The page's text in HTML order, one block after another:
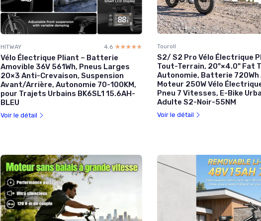
HITWAY 4.6 ☆☆☆☆☆
★★★★★
Vélo Électrique Pliant – Batterie
Amovible 36V 561Wh, Pneus Larges
20×3 Anti-Crevaison, Suspension
Avant/Arrière, Autonomie 70-100KM,
pour Trajets Urbains BK6SL1 15.6AH-
BLEU
Voir le détail
Touroll
S2/ S2 Pro Vélo Électrique
Tout-Terrain, 20"×4.0" Fat
Autonomie, Batterie 720Wh
Moteur 250W Vélo
Pneu 7 Vitesses, E-Bike
Adulte S2-Noir-55NM
Voir le détail